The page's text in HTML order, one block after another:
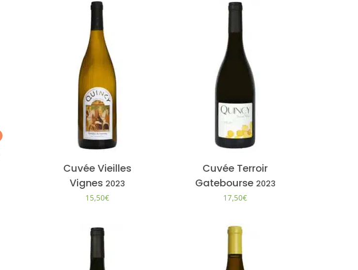
Cuvée Vieilles
Vignes 2023
15,50€
Cuvée Terroir
Gatebourse 2023
17,50€